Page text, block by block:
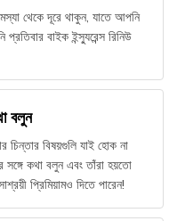
থেকে দূরে থাকুন, যাতে আপনি
বাইক ইন্স্যুরেন্স রিনিউ
বলুন
বিষয়গুলি যাই হোক না
সঙ্গে কথা বলুন এবং তাঁরা হয়তো
প্রিমিয়ামও দিতে পারেন!